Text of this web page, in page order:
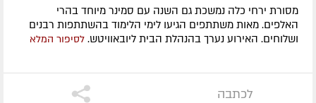
מסורת ירחי כלה נמשכת גם השנה עם סמינר מיוחד בהרי
האלפים. מאות משתתפים הגיעו לימי הלימוד בהשתתפות רבנים
ושלוחים. האירוע נערך בהנהלת הבית ליובאוויטש. לסיפור המלא
לכתבה